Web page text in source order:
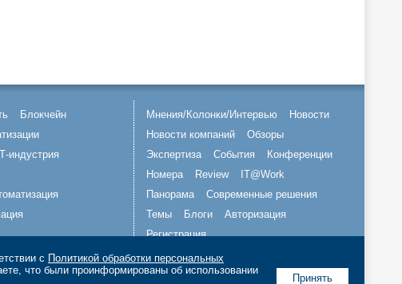
Блокчейн
индустрия
Мнения/Колонки/Интервью
Новости
Новости компаний
Обзоры
Экспертиза
События
Конференции
Номера
Review
IT@Work
Панорама
Современные решения
Темы
Блоги
Авторизация
Регистрация
Подписывайтесь на нас
Принять
с Политикой обработки персональных
что были проинформированы об использовании